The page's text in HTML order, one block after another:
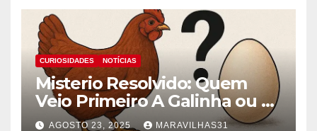
CURIOSIDADES NOTÍCIAS
Misterio Resolvido: Quem
Veio Primeiro A Galinha ou o
Ovo!
AGOSTO 23, 2025 MARAVILHAS31